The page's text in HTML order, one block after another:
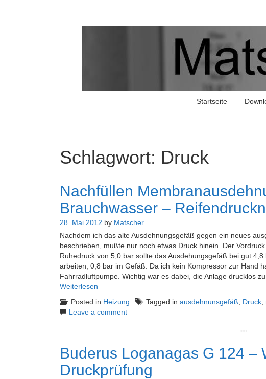
Matschers Blog
Startseite
Schlagwort: Druck
Nachfüllen
Brauchwasser –
28. Mai 2012 by Matscher
Nachdem ich das alte Ausdehnungsgefäß gegen ein neues
beschrieben, mußte nur noch etwas Druck hinein. Der
Ruhedruck von 5,0 bar sollte das Ausdehungsgefäß bei gut
arbeiten, 0,8 bar im Gefäß. Da ich kein Kompressor zur Hand
Fahrradluftpumpe. Wichtig war es dabei, die Anlage drucklos
Weiterlesen
Posted in Heizung Tagged in ausdehnunsgefäß Druck
Leave a comment
Buderus Loganagas G 124 –
Druckprüfung